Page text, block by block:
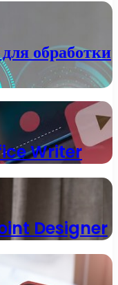
обработки
Writer
Designer